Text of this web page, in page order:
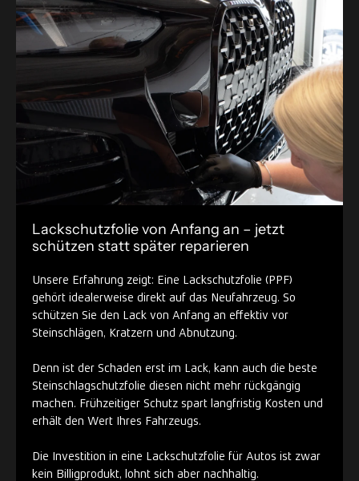
Lackschutzfolie von Anfang an – jetzt
schützen statt später reparieren
Unsere Erfahrung zeigt: Eine Lackschutzfolie (PPF)
gehört idealerweise direkt auf das Neufahrzeug. So
schützen Sie den Lack von Anfang an effektiv vor
Steinschlägen, Kratzern und Abnutzung.
Denn ist der Schaden erst im Lack, kann auch die beste
Steinschlagschutzfolie diesen nicht mehr rückgängig
machen. Frühzeitiger Schutz spart langfristig Kosten und
erhält den Wert Ihres Fahrzeugs.
Die Investition in eine Lackschutzfolie für Autos ist zwar
kein Billigprodukt, lohnt sich aber nachhaltig.